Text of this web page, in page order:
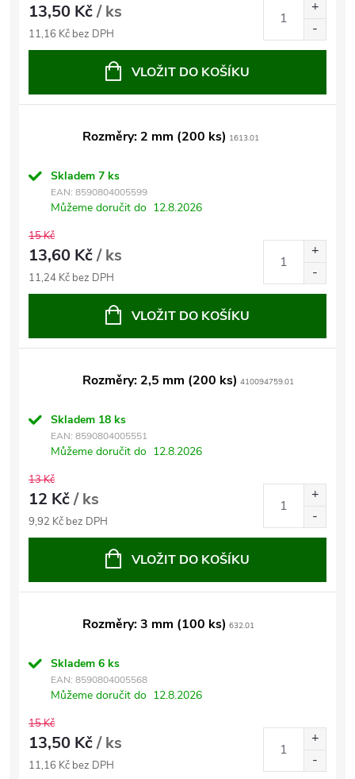
13,50 Kč/ ks
11,16 Kč bez DPH
VLOŽIT DO KOŠÍKU
Rozměry: 2 mm (200 ks) 1613.01
Skladem 7 ks
EAN: 8590804005599
Můžeme doručit do 12.8.2026
15 Kč
13,60 Kč/ ks
11,24 Kč bez DPH
VLOŽIT DO KOŠÍKU
Rozměry: 2,5 mm (200 ks) 410094759.01
Skladem 18 ks
EAN: 8590804005551
Můžeme doručit do 12.8.2026
13 Kč
12 Kč/ ks
9,92 Kč bez DPH
VLOŽIT DO KOŠÍKU
Rozměry: 3 mm (100 ks) 632.01
Skladem 6 ks
EAN: 8590804005568
Můžeme doručit do 12.8.2026
15 Kč
13,50 Kč/ ks
11,16 Kč bez DPH